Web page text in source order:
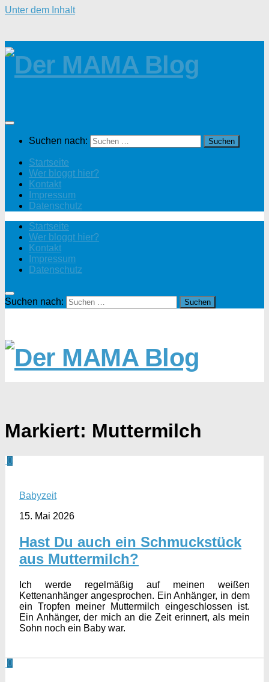
Unter dem Inhalt
Suchen nach:
Startseite
Wer bloggt hier?
Kontakt
Impressum
Datenschutz
Startseite
Wer bloggt hier?
Kontakt
Impressum
Datenschutz
Suchen nach:
Markiert: Muttermilch
0
Babyzeit
15. Mai 2026
Hast Du auch ein Schmuckstück
aus Muttermilch?
Ich werde regelmäßig auf meinen weißen
Kettenanhänger angesprochen. Ein Anhänger, in dem
ein Tropfen meiner Muttermilch eingeschlossen ist.
Ein Anhänger, der mich an die Zeit erinnert, als mein
Sohn noch ein Baby war.
0